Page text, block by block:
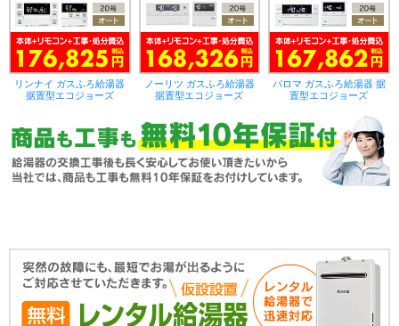
リンナイ ガスふろ給湯器
据置型エコジョーズ
ノーリツ ガスふろ給湯器
据置型エコジョーズ
パロマ ガスふろ給湯器 据
置型エコジョーズ